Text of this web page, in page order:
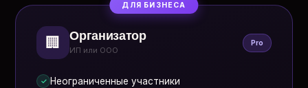
ДЛЯ БИЗНЕСА
🏢 Организатор
ИП или ООО
Pro
✓ Неограниченные участники